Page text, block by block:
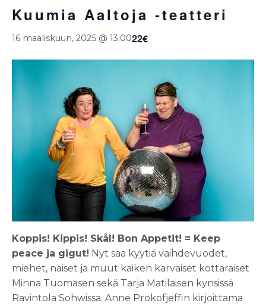
Kuumia Aaltoja -teatteri
16 maaliskuun, 2025 @ 13:0022€
Koppis! Kippis! Skål! Bon Appetit! = Keep
peace ja gigut! Nyt saa kyytiä vaihdevuodet,
miehet, naiset ja muut kaiken karvaiset kottaraiset
Minna Tuomasen sekä Tarja Matilaisen kynsissä
Ravintola Sohwissa. Anne Prokofjeffin kirjoittama